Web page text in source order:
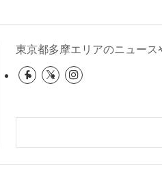
東京都多摩エリアのニュース